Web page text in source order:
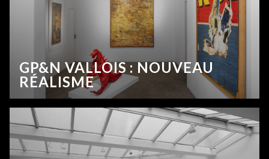
GP&N VALLOIS : NOUVEAU
RÉALISME